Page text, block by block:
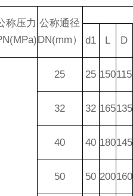
称压力 公称通径
DN(mm ） d1 L D
25 25 150115
32 32 165135
40 40 180145
50 50 200160